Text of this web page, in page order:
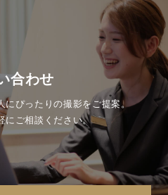
合わせ
にぴったりの撮影をご提案。
にご相談ください。